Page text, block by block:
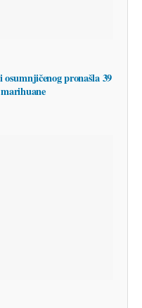
pronašla 39